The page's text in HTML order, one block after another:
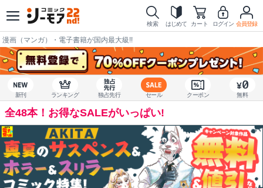
検索 はじめて カート ログイン 会員登録
漫画（マンガ）・電子書籍が国内最大級!!
新刊 ランキング 独占先行 セール クーポン 無料
全48本！お得なSALEがいっぱい!